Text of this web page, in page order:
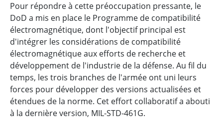
Pour répondre à cette préoccupation pressante, le
DoD a mis en place le Programme de compatibilité
électromagnétique, dont l'objectif principal est
d'intégrer les considérations de compatibilité
électromagnétique aux efforts de recherche et
développement de l'industrie de la défense. Au fil du
temps, les trois branches de l'armée ont uni leurs
forces pour développer des versions actualisées et
étendues de la norme. Cet effort collaboratif a abouti
à la dernière version, MIL-STD-461G.